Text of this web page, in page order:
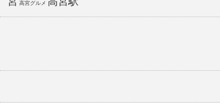
高宮グルメ